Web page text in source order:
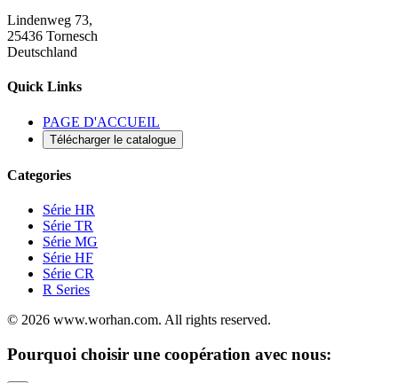
Lindenweg 73,
25436 Tornesch
Deutschland
Quick Links
PAGE D'ACCUEIL
Télécharger le catalogue
Categories
Série HR
Série TR
Série MG
Série HF
Série CR
R Series
© 2026 www.worhan.com. All rights reserved.
Pourquoi choisir une coopération avec nous: